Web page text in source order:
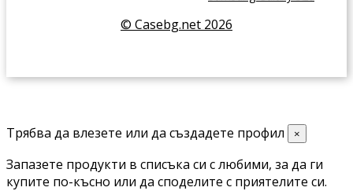
© Casebg.net 2026
Трябва да влезете или да създадете профил ×
Запазете продукти в списъка си с любими, за да ги
купите по-късно или да споделите с приятелите си.